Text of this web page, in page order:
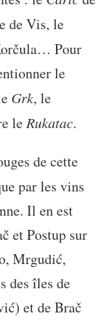
de Vis, le
Pour
le
Grk, le
leRukatac.
de cette
par les vins
Il en est
et Postup sur
Mrgudić,
des îles de
et de Brač